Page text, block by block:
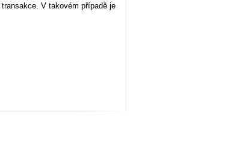
transakce. V takovém případě je